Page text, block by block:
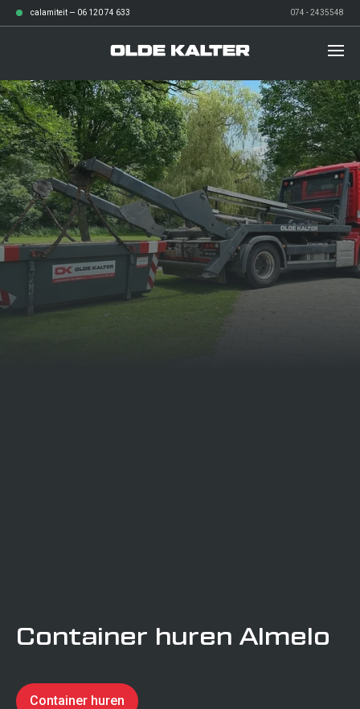
calamiteit — 06 120 74 633 074 - 2435548
diensten
Afvalbeheer
Grond- en sloopwerken
Verhuur
over ons
werken bij
verhalen
Container huren Almelo
Container huren